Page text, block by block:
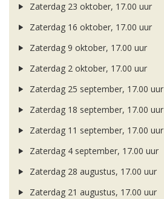
Zaterdag 23 oktober, 17.00 uur
Zaterdag 16 oktober, 17.00 uur
Zaterdag 9 oktober, 17.00 uur
Zaterdag 2 oktober, 17.00 uur
Zaterdag 25 september, 17.00 uur
Zaterdag 18 september, 17.00 uur
Zaterdag 11 september, 17.00 uur
Zaterdag 4 september, 17.00 uur
Zaterdag 28 augustus, 17.00 uur
Zaterdag 21 augustus, 17.00 uur